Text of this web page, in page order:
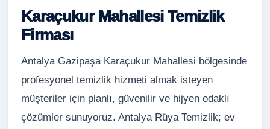
Karaçukur Mahallesi Temizlik
Firması
Antalya Gazipaşa Karaçukur Mahallesi bölgesinde
profesyonel temizlik hizmeti almak isteyen
müşteriler için planlı, güvenilir ve hijyen odaklı
çözümler sunuyoruz. Antalya Rüya Temizlik; ev